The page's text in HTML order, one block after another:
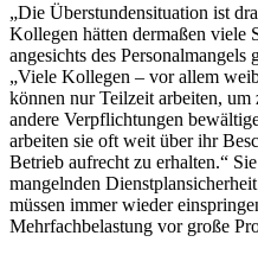
„Die Überstundensituation ist
Kollegen hätten dermaßen viele
angesichts des
„Viele Kollegen – vor allem
können nur Teilzeit arbeiten, um
andere Verpflichtungen
arbeiten sie oft weit über ihr
Betrieb aufrecht zu erhalten.“
mangelnden
müssen immer wieder
Mehrfachbelastung vor große